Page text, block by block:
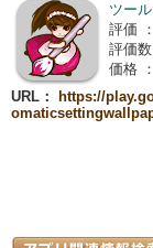
ツール
評価 ：
評価数
価格 ：
URL：
https://